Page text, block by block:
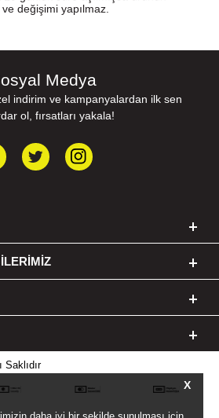
X
değişimi yapılmaz.
Medya
indirim ve kampanyalardan ilk sen
ol, fırsatları yakala!